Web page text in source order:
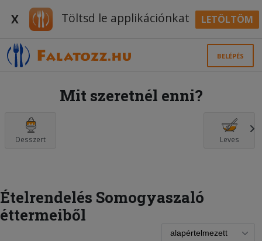
X Töltsd le applikációnkat LETÖLTÖM
BELÉPÉS
Mit szeretnél enni?
Desszert Leves
Ételrendelés Somogyaszaló
éttermeiből